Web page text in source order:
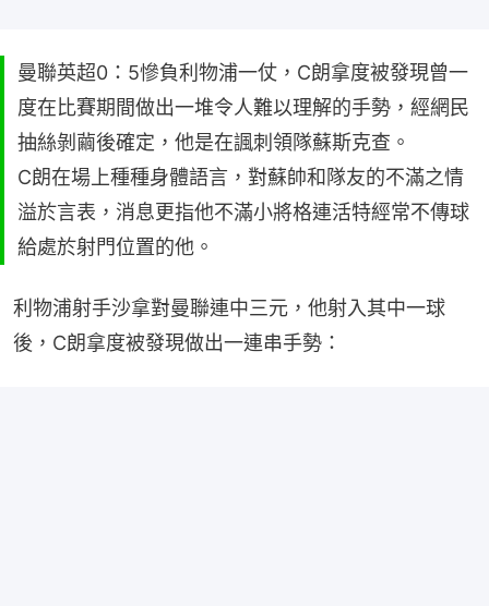
曼聯英超0：5慘負利物浦一仗，C朗拿度被發現曾一
度在比賽期間做出一堆令人難以理解的手勢，經網民
抽絲剝繭後確定，他是在諷刺領隊蘇斯克查。
C朗在場上種種身體語言，對蘇帥和隊友的不滿之情
溢於言表，消息更指他不滿小將格連活特經常不傳球
給處於射門位置的他。
利物浦射手沙拿對曼聯連中三元，他射入其中一球
後，C朗拿度被發現做出一連串手勢：